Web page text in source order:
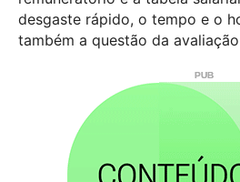
desgaste rápido, o tempo e o
também a questão da